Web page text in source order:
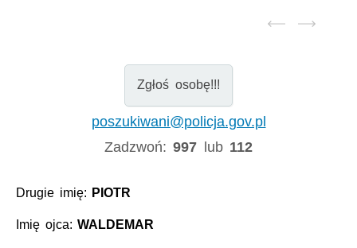
Zgłoś osobę!!!
poszukiwani@policja.gov.pl
Zadzwoń:997 lub 112
Drugie imię: PIOTR
Imię ojca:WALDEMAR